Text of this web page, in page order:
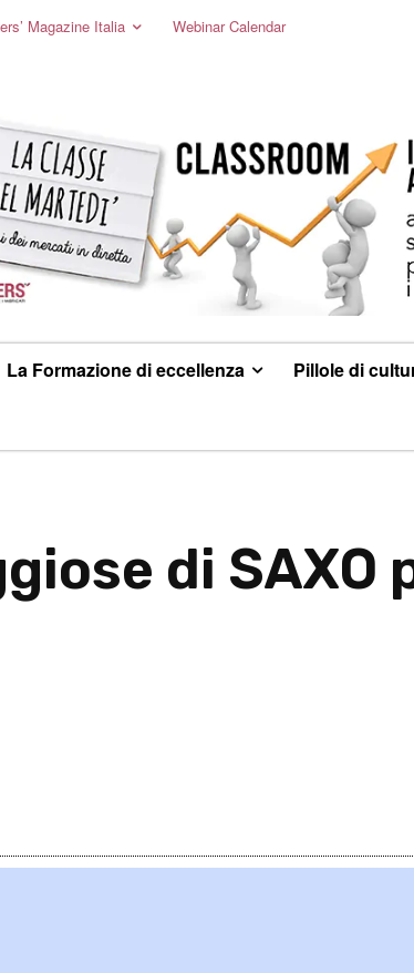
Magazine Italia Webinar Calendar
La Formazione di eccellenza Pillole di
di SAXO